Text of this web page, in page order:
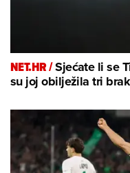
NET.HR /Sjećate li se
su joj obilježila tri